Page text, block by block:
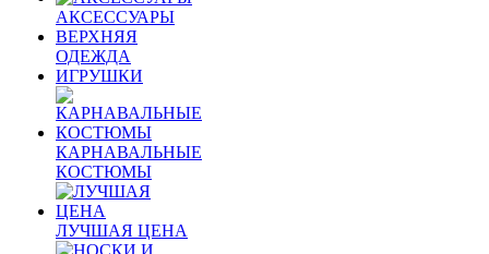
АКСЕССУАРЫ
ВЕРХНЯЯ
ОДЕЖДА
ИГРУШКИ
КАРНАВАЛЬНЫЕ
КОСТЮМЫ
ЛУЧШАЯ ЦЕНА